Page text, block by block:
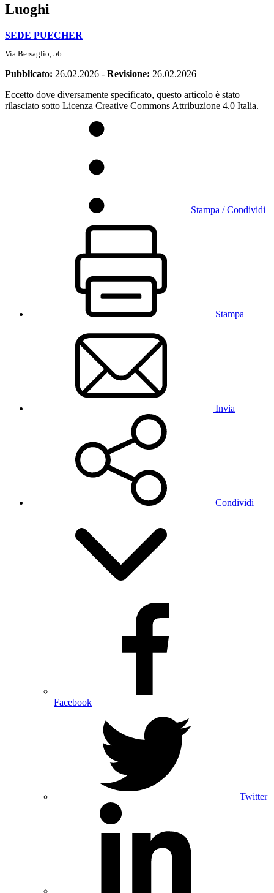
Luoghi
SEDE PUECHER
Via Bersaglio, 56
Pubblicato: 26.02.2026 - Revisione: 26.02.2026
Eccetto dove diversamente specificato, questo articolo è stato
rilasciato sotto Licenza Creative Commons Attribuzione 4.0 Italia.
Stampa / Condividi
Stampa
Invia
Condividi
Facebook
Twitter